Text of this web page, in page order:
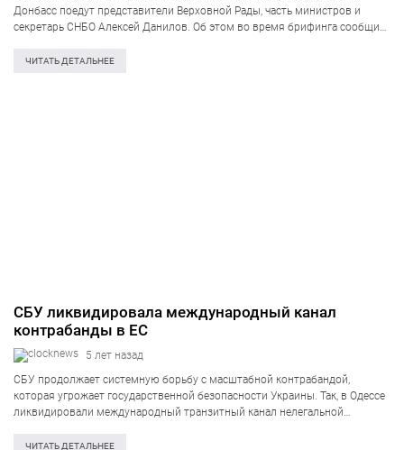
Донбасс поедут представители Верховной Рады, часть министров и
секретарь СНБО Алексей Данилов. Об этом во время брифинга сообщил
отправятся представители Верховной Рады, часть…
ЧИТАТЬ ДЕТАЛЬНЕЕ
СБУ ликвидировала международный канал
контрабанды в ЕС
5 лет назад
СБУ продолжает системную борьбу с масштабной контрабандой,
которая угрожает государственной безопасности Украины. Так, в Одессе
ликвидировали международный транзитный канал нелегальной
Европейского Союза. Среди организаторов трафика — «спонсоры»
ЧИТАТЬ ДЕТАЛЬНЕЕ